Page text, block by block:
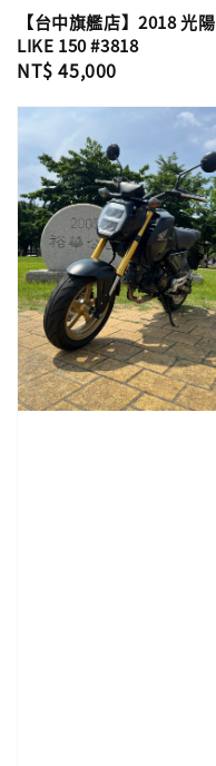
【台中旗艦店】2018 光陽
LIKE 150 #3818
Regular
NT$ 45,000